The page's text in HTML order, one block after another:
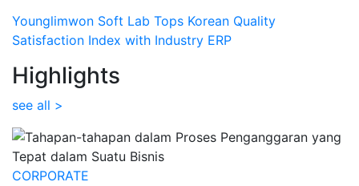
Younglimwon Soft Lab Tops Korean Quality
Satisfaction Index with Industry ERP
Highlights
see all >
CORPORATE